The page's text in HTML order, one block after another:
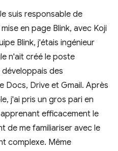
suis responsable de
en page Blink, avec Koji
Blink, j'étais ingénieur
n'ait créé le poste
des
Docs, Drive et Gmail. Après
j'ai pris un gros pari en
efficacement le
de me familiariser avec le
complexe. Même